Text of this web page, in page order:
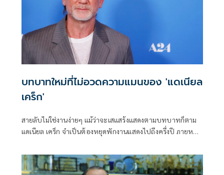
บทบาทใหม่ที่ไม่อวดความแมนของ 'แดเนียล
เคร็ก'
สายลับไม่ใช่งานง่ายๆ แม้ว่าจะเสแสร้งแสดงตามบทบาทก็ตาม
แดเนียล เคร็ก จำเป็นต้องหยุดพักงานแสดงไปถึงครึ่งปี ภายหลัง